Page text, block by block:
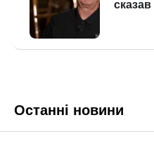
Останні новини